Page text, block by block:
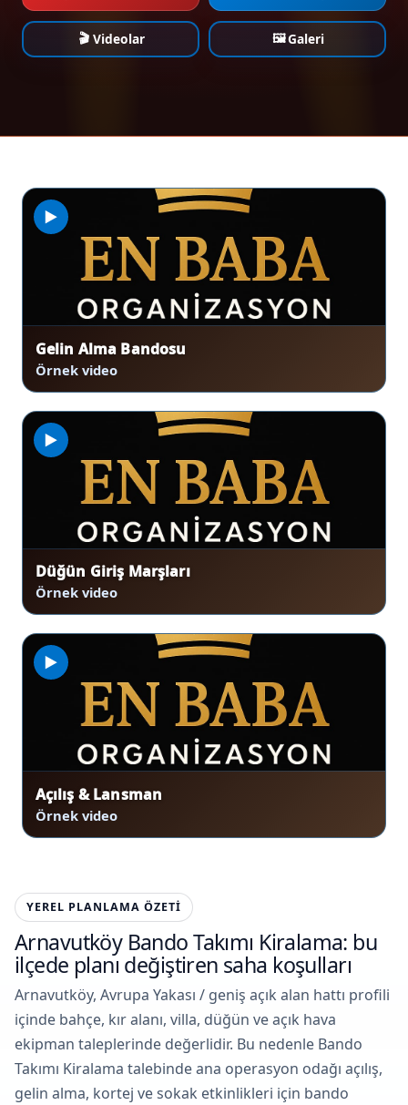
🎬 Videolar 🖼️Galeri
▶
Gelin Alma Bandosu
Örnek video
▶
Düğün Giriş Marşları
Örnek video
▶
Açılış & Lansman
Örnek video
YEREL PLANLAMA ÖZETI
Arnavutköy Bando Takımı Kiralama: bu
ilçede planı değiştiren saha koşulları
Arnavutköy, Avrupa Yakası / geniş açık alan hattı profili
içinde bahçe, kır alanı, villa, düğün ve açık hava
ekipman taleplerinde değerlidir. Bu nedenle Bando
Takımı Kiralama talebinde ana operasyon odağı açılış,
gelin alma, kortej ve sokak etkinlikleri için bando